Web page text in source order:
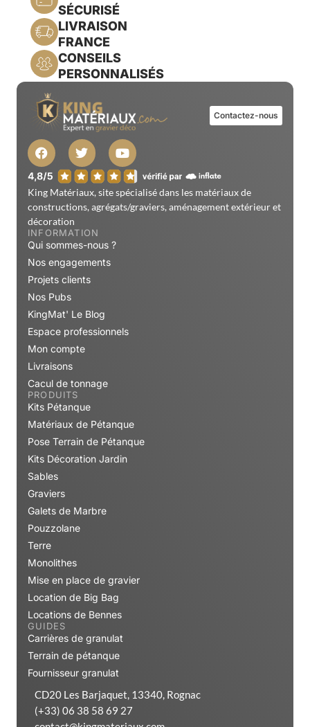
SÉCURISÉ
LIVRAISON
FRANCE
CONSEILS
PERSONNALISÉS
Contactez-nous
King Matériaux, site spécialisé dans les matériaux de
constructions, agrégats/graviers, aménagement extérieur et
décoration
INFORMATION
Qui sommes-nous ?
Nos engagements
Projets clients
Nos Pubs
KingMat' Le Blog
Espace professionnels
Mon compte
Livraisons
Cacul de tonnage
PRODUITS
Kits Pétanque
Matériaux de Pétanque
Pose Terrain de Pétanque
Kits Décoration Jardin
Sables
Graviers
Galets de Marbre
Pouzzolane
Terre
Monolithes
Mise en place de gravier
Location de Big Bag
Locations de Bennes
GUIDES
Carrières de granulat
Terrain de pétanque
Fournisseur granulat
CD20 Les Barjaquet, 13340, Rognac
(+33) 06 38 58 69 27